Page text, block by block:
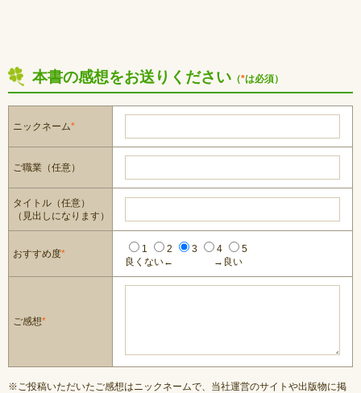
本書の感想をお送りください （*は必須）
ニックネーム*
ご職業（任意）
タイトル（任意）
（見出しになります）
おすすめ度* 1 2 3 4
5
良くない←
→良い
ご感想*
※ご投稿いただいたご感想はニックネームで、当社運営のサイトや出版物に掲